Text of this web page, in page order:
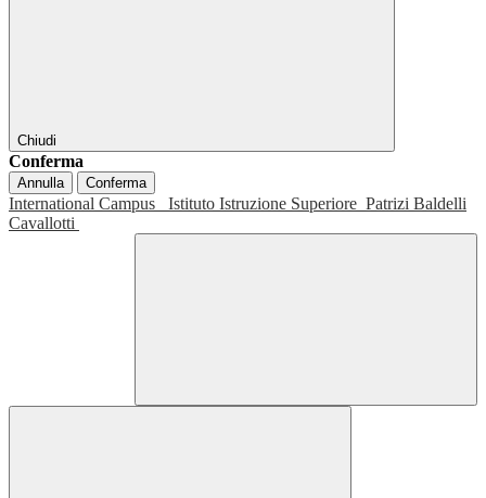
Chiudi
Conferma
Annulla Conferma
International Campus Istituto Istruzione Superiore Patrizi Baldelli
Cavallotti